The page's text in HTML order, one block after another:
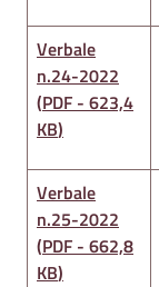
Verbale
n.24-2022
(PDF - 623,4
KB)
Verbale
n.25-2022
(PDF - 662,8
KB)